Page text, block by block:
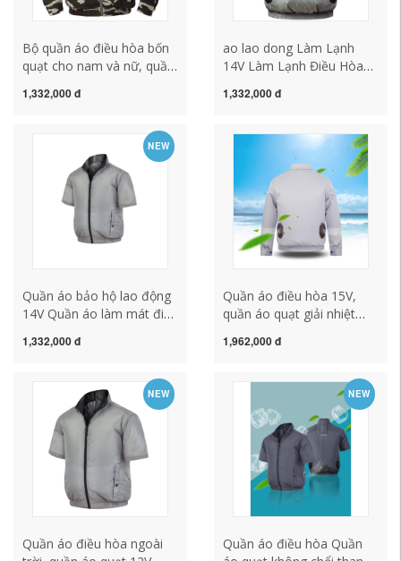
Bộ quần áo điều hòa bốn
quạt cho nam và nữ, quần
nóng và làm mát, quần áo
quạt quần áo bảo hộ thợ
hàn quần áo bao ho lao
1,332,000 đ
ao lao dong Làm Lạnh
14V Làm Lạnh Điều Hòa
Công Suất Cao Mùa Hè
Quạt Tay Ngắn Ngoài Trời
Làm Mát Quần Áo Làm
Việc quần áo bảo hộ công
nhân quần áo công nhân
1,332,000 đ
NEW
Quần áo bảo hộ lao động
14V Quần áo làm mát điều
không khí lớn Quần áo
hè Áo sơ mi chống nhiệt
ngoài trời Áo sơ mi dài tay
có quạt đồng phục bảo hộ
lao động quần áo bảo hộ
công nhân
1,332,000 đ
Quần áo điều hòa 15V,
quần áo quạt giải nhiệt
nóng và làm lạnh, quần áo
nhân nhà máy, quần áo
chống gió nam ngắn tay
quần áo bảo hộ lao động
quần áo bảo hộ cho kỹ sư
1,962,000 đ
NEW
Quần áo điều hòa ngoài
NEW
Quần áo điều hòa Quần